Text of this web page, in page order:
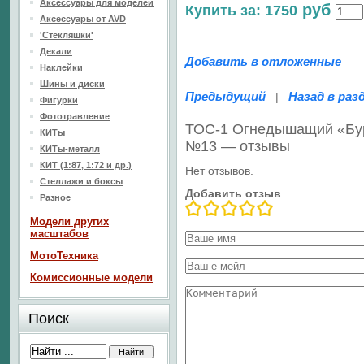
Купить за: 1750 руб
Добавить в отложенные
Предыдущий | Назад в
ТОС-1 Огнедышащий
№13 — отзывы
Нет отзывов.
Добавить отзыв
Аксессуары для моделей
Аксессуары от AVD
'Стекляшки'
Декали
Наклейки
Шины и диски
Фигурки
Фототравление
КИТы
КИТы-металл
КИТ (1:87, 1:72 и др.)
Стеллажи и боксы
Разное
Модели других
масштабов
МотоТехника
Комиссионные модели
Поиск